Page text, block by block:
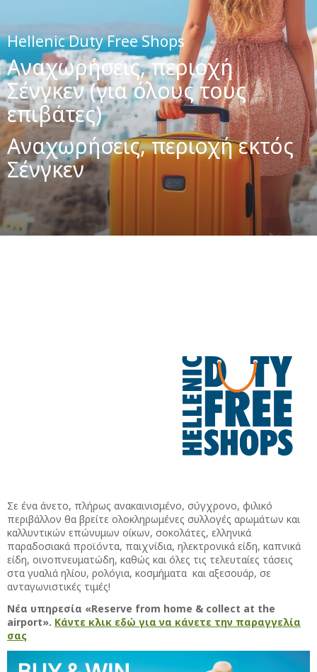
Hellenic Duty Free Shops
Αναχωρήσεις, περιοχή
Σένγκεν (για όλους τους
επιβάτες)
Αναχωρήσεις, περιοχή εκτός
Σένγκεν
Σε ένα άνετο, πλήρως ανακαινισμένο, σύγχρονο, φιλικό
περιβάλλον θα βρείτε ολοκληρωμένες συλλογές αρωμάτων και
καλλυντικών επώνυμων οίκων, σοκολάτες, ελληνικά
παραδοσιακά προϊόντα, παιχνίδια, ηλεκτρονικά είδη, καπνικά
είδη, οινοπνευματώδη, καθώς και όλες τις τελευταίες τάσεις
στα γυαλιά ηλίου, ρολόγια, κοσμήματα και αξεσουάρ, σε
ανταγωνιστικές τιμές!
Νέα υπηρεσία «Reserve from home & collect at the
airport». Κάντε κλικ εδώ για να κάνετε την παραγγελία
σας